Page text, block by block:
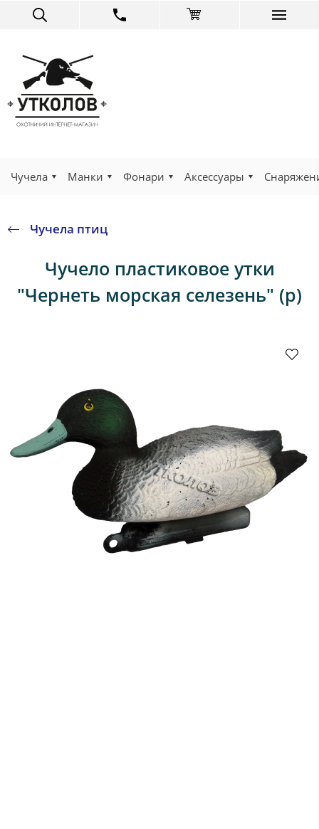
Чучела Манки Фонари Аксессуары
Чучела птиц
Чучело пластиковое утки
"Чернеть морская селезень" (р)